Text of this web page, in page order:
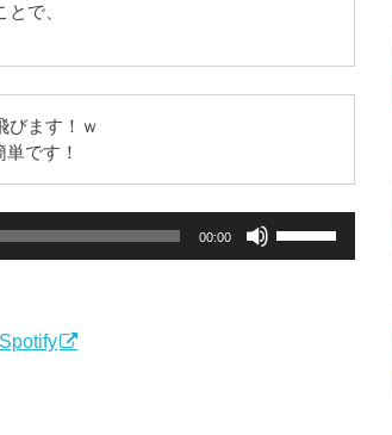
で、
びます！ｗ
です！
00:00
Spotify